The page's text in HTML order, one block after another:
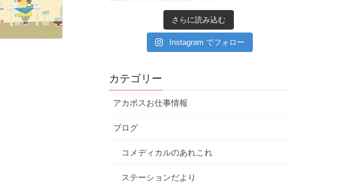
さらに読み込む
Instagram でフォロー
カテゴリー
アカポスお仕事情報
ブログ
コメディカルのあれこれ
ステーションだより